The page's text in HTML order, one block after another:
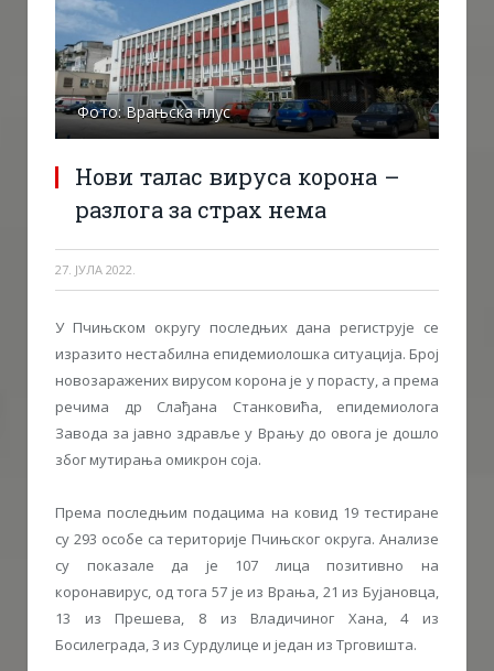
Фото: Врањска плус
Нови талас вируса корона –
разлога за страх нема
27. ЈУЛА 2022.
У Пчињском округу последњих дана региструје се
изразито нестабилна епидемиолошка ситуација. Број
новозаражених вирусом корона је у порасту, а према
речима др Слађана Станковића, епидемиолога
Завода за јавно здравље у Врању до овога је дошло
због мутирања омикрон соја.
Према последњим подацима на ковид 19 тестиране
су 293 особе са територије Пчињског округа. Анализе
су показале да је 107 лица позитивно на
коронавирус, од тога 57 је из Врања, 21 из Бујановца,
13 из Прешева, 8 из Владичиног Хана, 4 из
Босилеграда, 3 из Сурдулице и један из Трговишта.